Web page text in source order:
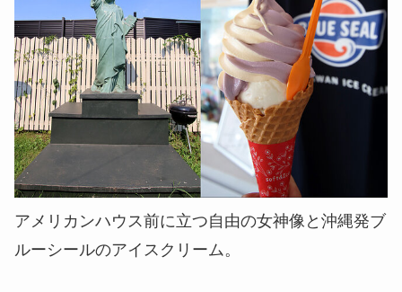
アメリカンハウス前に立つ自由の女神像と沖縄発ブ
ルーシールのアイスクリーム。